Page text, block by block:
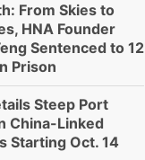
From Skies to
HNA Founder
Sentenced to 12
Prison
Steep Port
China-Linked
Starting Oct. 14